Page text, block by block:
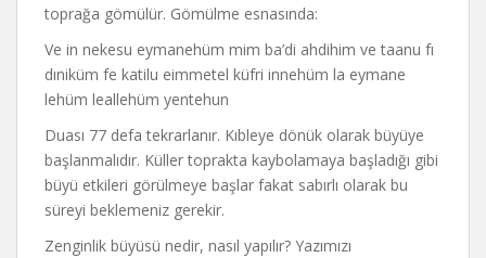
toprağa gömülür. Gömülme esnasında:
Ve in nekesu eymanehüm mim ba’di ahdihim ve taanu fı
dıniküm fe katilu eimmetel küfri innehüm la eymane
lehüm leallehüm yentehun
Duası 77 defa tekrarlanır. Kıbleye dönük olarak büyüye
başlanmalıdır. Küller toprakta kaybolamaya başladığı gibi
büyü etkileri görülmeye başlar fakat sabırlı olarak bu
süreyi beklemeniz gerekir.
Zenginlik büyüsü nedir, nasıl yapılır? Yazımızı